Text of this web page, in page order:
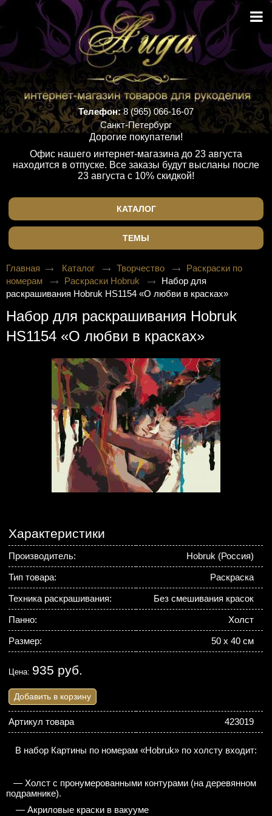
Телефон:8 (965) 066-16-07
Санкт-Петербург
Дорогие покупатели!
Офис нашего интернет-магазина до 23 августа
находится в отпуске. Все заказы будут высланы после
23 августа с 10% скидкой!
КАТАЛОГ
ТЕМЫ
Главная Каталог Творчество
Раскраски по
номерам
Раскраски Hobruk
Набор для
раскрашивания Hobruk HS1154 «О любви в красках»
Набор для раскрашивания Hobruk
HS1154 «О любви в красках»
Характеристики
Производитель: Hobruk (Россия)
Тип товара: Раскраска
Техника раскрашивания: Без смешивания красок
Панно: Холст
Размер: 50 x 40 см
Цена: 935 руб.
Добавить в корзину
Артикул товара 423019
В набор Картины по номерам «Hobruk» по холсту входит:
— Холст с пронумерованными контурами (на деревянном
подрамнике).
— Акриловые краски в вакууме